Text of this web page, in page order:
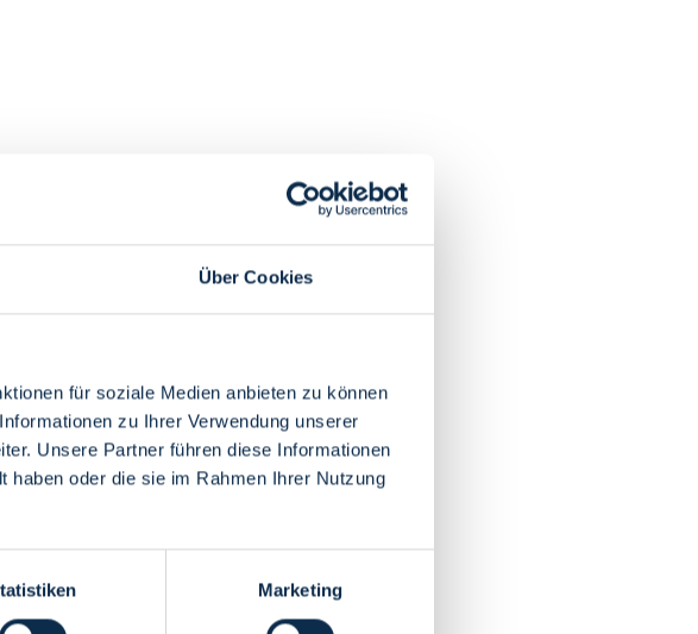
Über Cookies
für soziale Medien anbieten zu können
zu Ihrer Verwendung unserer
Unsere Partner führen diese Informationen
haben oder die sie im Rahmen Ihrer Nutzung
Marketing